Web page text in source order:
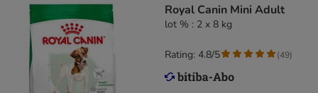
Royal Canin Mini Adult
lot % : 2 x 8 kg
Rating: 4.8/5 (49)